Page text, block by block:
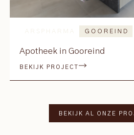
ARSPHARMA GOOREIND
Apotheek in Gooreind
BEKIJK PROJECT
BEKIJK AL ONZE